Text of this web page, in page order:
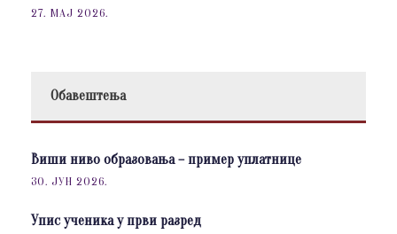
27. МАЈ 2026.
Обавештења
Виши ниво образовања – пример уплатнице
30. ЈУН 2026.
Упис ученика у први разред